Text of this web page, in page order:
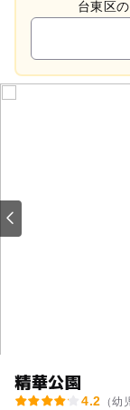
台東区
精華公園
4.2 （幼